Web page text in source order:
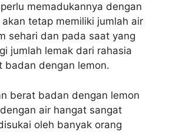
memadukannya dengan
tetap memiliki jumlah air
sehari dan pada saat yang
jumlah lemak dari rahasia
badan dengan lemon.
berat badan dengan lemon
air hangat sangat
oleh banyak orang